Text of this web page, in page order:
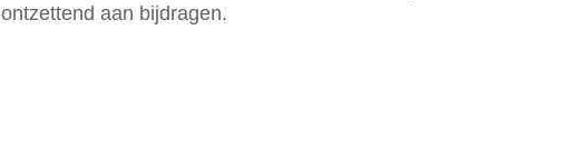
ontzettend aan bijdragen.